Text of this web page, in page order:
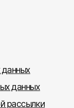
данных
рассылки